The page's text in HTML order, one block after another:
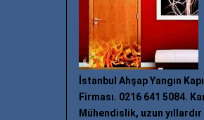
İstanbul Ahşap Yangın
Firması. 0216 641 5084.
Mühendislik, uzun yıllardır